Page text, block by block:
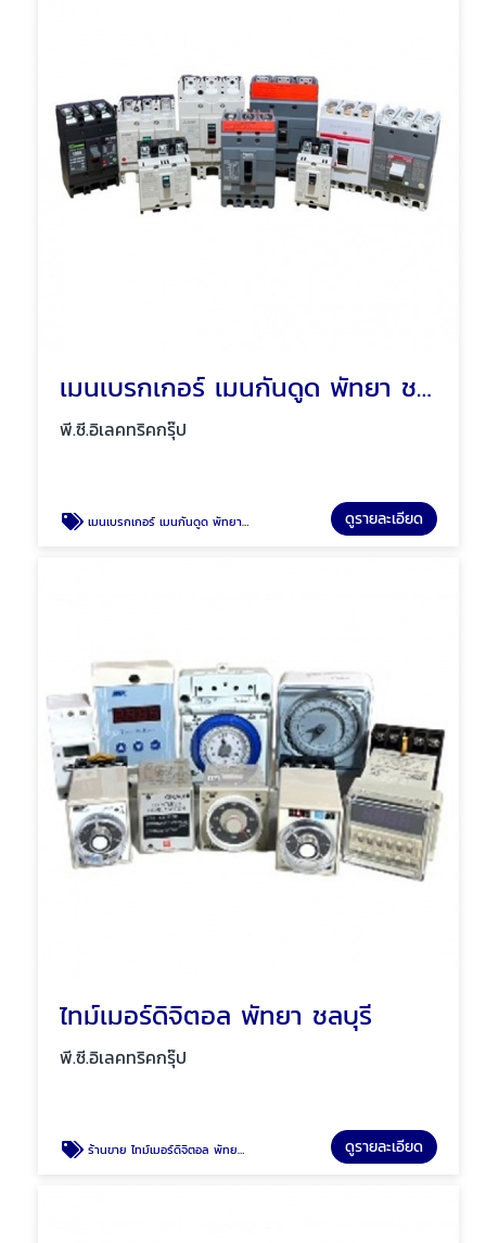
เมนเบรกเกอร์ เมนกันดูด พัทยา ชลบุรี
พี.ซี.อิเลคทริคกรุ๊ป
เมนเบรกเกอร์ เมนกันดูด พัทยา ชลบุรี ดูรายละเอียด
ไทม์เมอร์ดิจิตอล พัทยา ชลบุรี
พี.ซี.อิเลคทริคกรุ๊ป
ร้านขาย ไทม์เมอร์ดิจิตอล พัทยา ชลบุรี ดูรายละเอียด